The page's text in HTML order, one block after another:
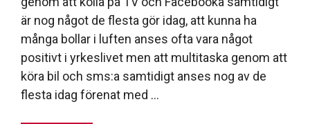
är nog något de flesta gör idag, att kunna ha
många bollar i luften anses ofta vara något
positivt i yrkeslivet men att multitaska genom att
köra bil och sms:a samtidigt anses nog av de
flesta idag förenat med …